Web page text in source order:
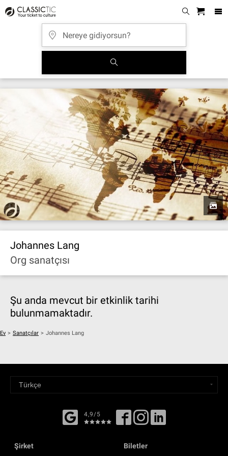
Johannes Lang
Org sanatçısı
Şu anda mevcut bir etkinlik tarihi
bulunmamaktadır.
Ev > Sanatçılar > Johannes Lang
4,9/5
Şirket Biletler